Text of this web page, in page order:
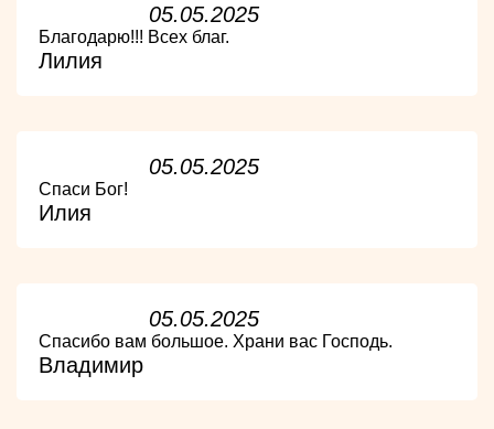
05.05.2025
Благодарю!!! Всех благ.
Лилия
05.05.2025
Спаси Бог!
Илия
05.05.2025
Спасибо вам большое. Храни вас Господь.
Владимир